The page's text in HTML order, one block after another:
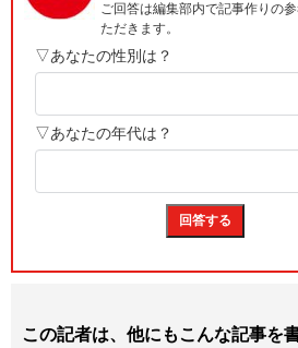
この記者は、他にもこんな記事を